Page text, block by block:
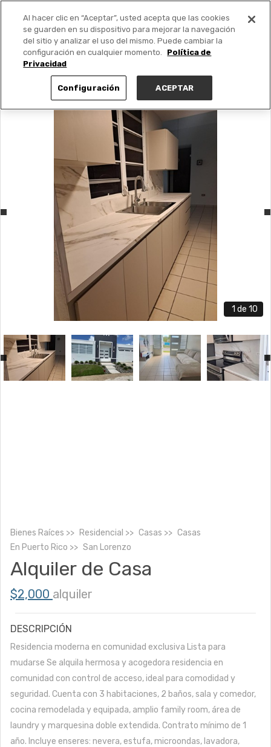
PUBLICA GRATIS +
1 de 10
Bienes Raíces Residencial Casas
Casas
En Puerto Rico San Lorenzo
Alquiler de Casa
$2,000 alquiler
DESCRIPCIÓN
Residencia moderna en comunidad exclusiva Lista para
mudarse Se alquila hermosa y acogedora residencia en
comunidad con control de acceso, ideal para comodidad y
seguridad. Cuenta con 3 habitaciones, 2 baños, sala y comedor,
cocina remodelada y equipada, amplio family room, área de
laundry y marquesina doble extendida. Contrato mínimo de 1
año. Incluye enseres: nevera, estufa, microondas, lavadora,
Al hacer clic en “Aceptar”, usted acepta que las cookies
se guarden en su dispositivo para mejorar la navegación
del sitio y analizar el uso del mismo. Puede cambiar la
configuración en cualquier momento.
Política de
Privacidad
Configuración ACEPTAR